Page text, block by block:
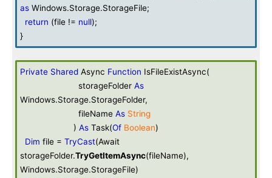
as Windows.Storage.StorageFile;
return (file != null);
}
Private Shared Async Function IsFileExistAsync(
storageFolder As
Windows.Storage.StorageFolder,
fileName As String
) As Task(Of Boolean)
Dim file = TryCast(Await
storageFolder.TryGetItemAsync(fileName),
Windows.Storage.StorageFile)